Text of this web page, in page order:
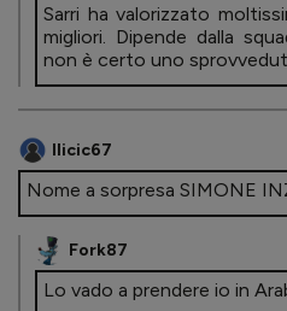
Sarri ha valorizzato
migliori. Dipende dalla
non è certo uno
Ilicic67
Nome a sorpresa SIMONE
Fork87
Lo vado a prendere io in